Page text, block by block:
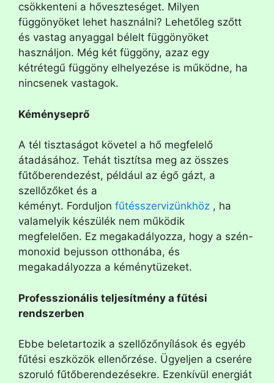
csökkenteni a hőveszteséget. Milyen
függönyöket lehet használni? Lehetőleg szőtt
és vastag anyaggal bélelt függönyöket
használjon. Még két függöny, azaz egy
kétrétegű függöny elhelyezése is működne, ha
nincsenek vastagok.
Kéményseprő
A tél tisztaságot követel a hő megfelelő
átadásához. Tehát tisztítsa meg az összes
fűtőberendezést, például az égő gázt, a
szellőzőket és a
kéményt. Forduljon fűtésszervizünkhöz , ha
valamelyik készülék nem működik
megfelelően. Ez megakadályozza, hogy a szén-
monoxid bejusson otthonába, és
megakadályozza a kéménytüzeket.
Professzionális teljesítmény a fűtési
rendszerben
Ebbe beletartozik a szellőzőnyílások és egyéb
fűtési eszközök ellenőrzése. Ügyeljen a cserére
szoruló fűtőberendezésekre. Ezenkívül energiát